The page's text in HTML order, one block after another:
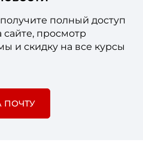
полный доступ
просмотр
и скидку на все курсы
ПОЧТУ